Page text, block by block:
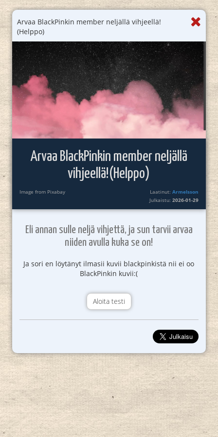
Arvaa BlackPinkin member neljällä vihjeellä!
(Helppo)
Arvaa BlackPinkin member neljällä
vihjeellä!(Helppo)
Image from Pixabay Laatinut:Armelsson
Julkaistu:2026-01-29
Eli annan sulle neljä vihjettä, ja sun tarvii arvaa
niiden avulla kuka se on!
Ja sori en löytänyt ilmasii kuvii blackpinkistä nii ei oo
BlackPinkin kuvii:(
Aloita testi